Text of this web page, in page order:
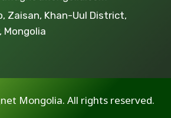
Zaisan, Khan-Uul District,
Mongolia
Mongolia. All rights reserved.